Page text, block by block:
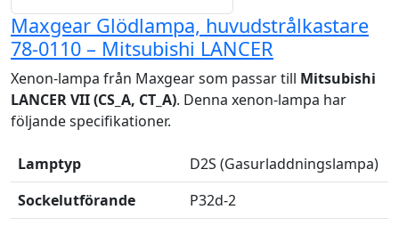
Maxgear Glödlampa, huvudstrålkastare
78-0110 – Mitsubishi LANCER
Xenon-lampa från Maxgear som passar till Mitsubishi
LANCER VII (CS_A, CT_A). Denna xenon-lampa har
följande specifikationer.
Lamptyp
D2S (Gasurladdningslampa)
Sockelutförande
P32d-2